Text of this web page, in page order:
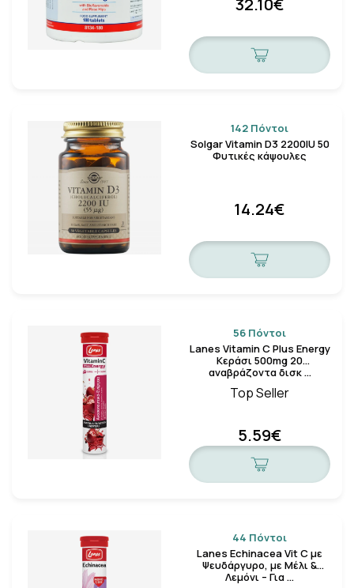
32.10€
142 Πόντοι
Solgar Vitamin D3 2200IU 50
Φυτικές κάψουλες
14.24€
56 Πόντοι
Lanes Vitamin C Plus Energy
Κεράσι 500mg 20
αναβράζοντα δισκ …
Top Seller
5.59€
44 Πόντοι
Lanes Echinacea Vit C με
Ψευδάργυρο, με Μέλι &
Λεμόνι – Για …